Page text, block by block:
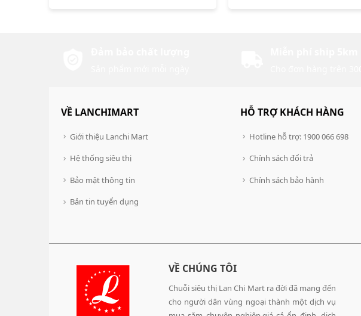
VỀ LANCHIMART
Giới thiệu Lanchi Mart
Hệ thống siêu thị
Bảo mật thông tin
Bản tin tuyển dụng
HỖ TRỢ KHÁCH HÀNG
Hotline hỗ trợ: 1900 066 698
Chính sách đổi trả
Chính sách bảo hành
VỀ CHÚNG TÔI
Chuỗi siêu thị Lan Chi Mart ra đời đã mang đến
cho người dân vùng ngoại thành một dịch vụ